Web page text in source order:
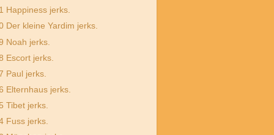
Happiness jerks.
Der kleine Yardim jerks.
Noah jerks.
Escort jerks.
Paul jerks.
Elternhaus jerks.
Tibet jerks.
Fuss jerks.